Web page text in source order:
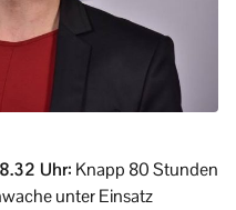
Uhr: Knapp 80 Stunden
unter Einsatz